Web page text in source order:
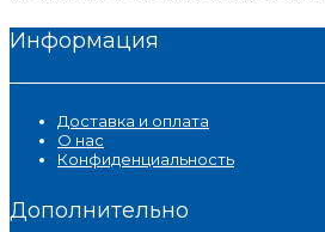
Информация
Доставка и оплата
О нас
Конфиденциальность
Дополнительно